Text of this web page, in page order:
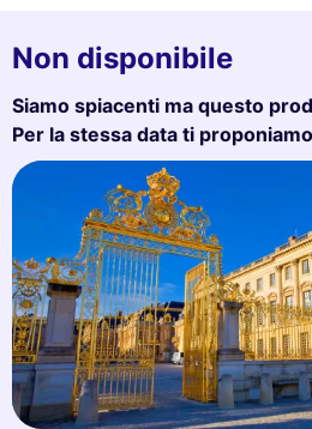
Non disponibile
Siamo spiacenti ma questo
Per la stessa data ti